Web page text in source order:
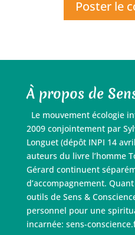
À propos de
Le mouvement écologie
2009 conjointement par
Longuet (dépôt INPI 14
auteurs du livre l’homme
Gérard continuent
d’accompagnement.
outils de Sens &
personnel pour une
incarnée: sens-